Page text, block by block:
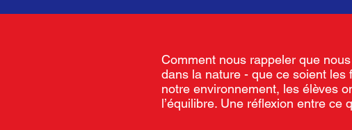
Comment nous rappeler que
dans la nature - que ce soient les
notre environnement, les élèves
l’équilibre. Une réflexion entre